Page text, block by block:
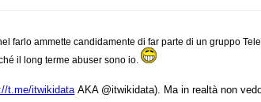
farlo ammette candidamente di far parte di un gruppo
il long terme abuser sono io.
t.me/itwikidata AKA @itwikidata). Ma in realtà non